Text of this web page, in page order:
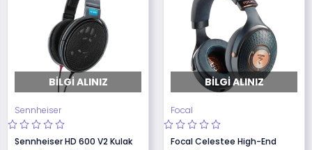
BILGI ALINIZ
Sennheiser
Sennheiser HD 600 V2 Kulak
BILGI ALINIZ
Focal
Focal Celestee High-End